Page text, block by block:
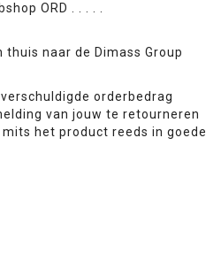
ORD . . . . .
naar de Dimass Group
orderbedrag
van jouw te retourneren
het product reeds in goede